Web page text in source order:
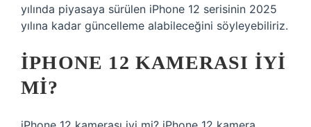
yılında piyasaya sürülen iPhone 12 serisinin 2025
yılına kadar güncelleme alabileceğini söyleyebiliriz.
IPHONE 12 KAMERASI IYI
MI?